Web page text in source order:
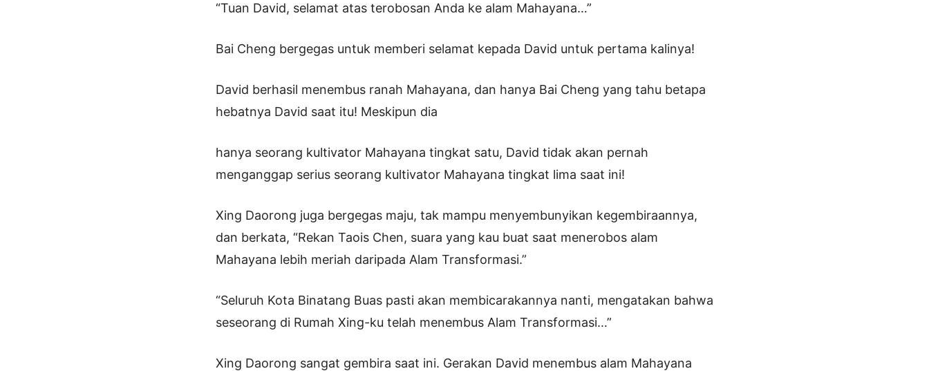
“Tuan David, selamat atas terobosan Anda ke alam Mahayana…”
Bai Cheng bergegas untuk memberi selamat kepada David untuk pertama kalinya!
David berhasil menembus ranah Mahayana, dan hanya Bai Cheng yang tahu betapa
hebatnya David saat itu! Meskipun dia
hanya seorang kultivator Mahayana tingkat satu, David tidak akan pernah
menganggap serius seorang kultivator Mahayana tingkat lima saat ini!
Xing Daorong juga bergegas maju, tak mampu menyembunyikan kegembiraannya,
dan berkata, “Rekan Taois Chen, suara yang kau buat saat menerobos alam
Mahayana lebih meriah daripada Alam Transformasi.”
“Seluruh Kota Binatang Buas pasti akan membicarakannya nanti, mengatakan bahwa
seseorang di Rumah Xing-ku telah menembus Alam Transformasi…”
Xing Daorong sangat gembira saat ini. Gerakan David menembus alam Mahayana